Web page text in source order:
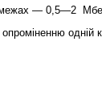
— 0,5—2 Мбер
одній